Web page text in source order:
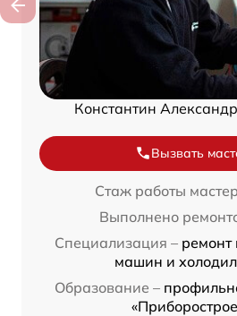
Константин
Вызвать
Стаж работы
Выполнено
Специализация – ремонт
машин и
Образование –